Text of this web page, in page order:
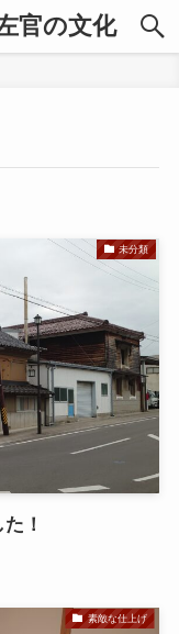
官の文化
未分類
！
素敵な仕上げ